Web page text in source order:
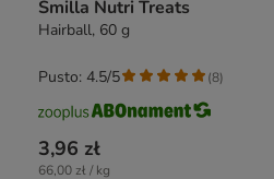
Smilla Nutri Treats
Hairball, 60 g
3,96 zł
66,00 zł / kg
Pusto: 4.5/5 (8)